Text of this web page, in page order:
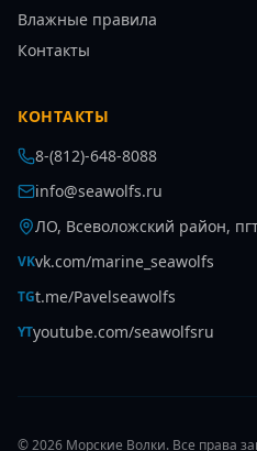
Влажные правила
Контакты
КОНТАКТЫ
8-(812)-648-8088
info@seawolfs.ru
ЛО, Всеволожский район,
VKvk.com/marine_seawolfs
TGt.me/Pavelseawolfs
YTyoutube.com/seawolfsru
©2026 Морские Волки. Все права